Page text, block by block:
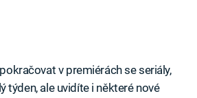
v premiérách se seriály,
týden, ale uvidíte i některé nové